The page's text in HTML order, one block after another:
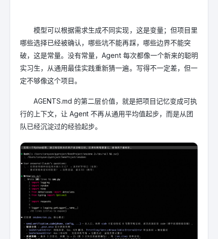
模型可以根据需求生成不同实现，这是变量；但项目里
哪些选择已经被确认，哪些坑不能再踩，哪些边界不能突
破，这是常量。没有常量，Agent 每次都像一个新来的聪明
实习生，从通用最佳实践重新猜一遍。写得不一定差，但一
定不够像这个项目。
AGENTS.md 的第二层价值，就是把项目记忆变成可执
行的上下文，让 Agent 不再从通用平均值起步，而是从团
队已经沉淀过的经验起步。